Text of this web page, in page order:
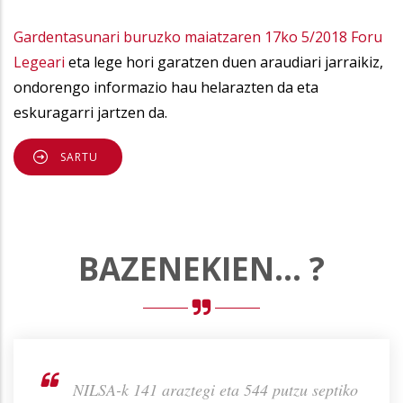
Gardentasunari buruzko maiatzaren 17ko 5/2018 Foru
Legeari eta lege hori garatzen duen araudiari jarraikiz,
ondorengo informazio hau helarazten da eta
eskuragarri jartzen da.
SARTU
BAZENEKIEN... ?
NILSA-k 141 araztegi eta 544 putzu septiko